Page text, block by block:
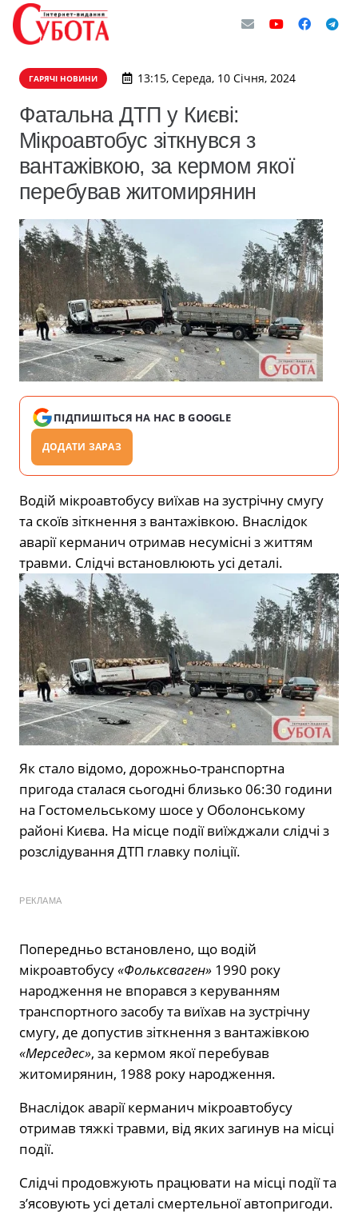
ГАРЯЧІ НОВИНИ 13:15, Середа, 10 Січня, 2024
Фатальна ДТП у Києві:
Мікроавтобус зіткнувся з
вантажівкою, за кермом якої
перебував житомирянин
ПІДПИШІТЬСЯ НА НАС В GOOGLE
ДОДАТИ ЗАРАЗ
Водій мікроавтобусу виїхав на зустрічну смугу
та скоїв зіткнення з вантажівкою. Внаслідок
аварії керманич отримав несумісні з життям
травми. Слідчі встановлюють усі деталі.
Як стало відомо, дорожньо-транспортна
пригода сталася сьогодні близько 06:30 години
на Гостомельському шосе у Оболонському
районі Києва. На місце події виїжджали слідчі з
розслідування ДТП главку поліції.
РЕКЛАМА
Попередньо встановлено, що водій
мікроавтобусу«Фольксваген» 1990 року
народження не впорався з керуванням
транспортного засобу та виїхав на зустрічну
смугу, де допустив зіткнення з вантажівкою
«Мерседес», за кермом якої перебував
житомирянин, 1988 року народження.
Внаслідок аварії керманич мікроавтобусу
отримав тяжкі травми, від яких загинув на місці
події.
Слідчі продовжують працювати на місці події та
з’ясовують усі деталі смертельної автопригоди.